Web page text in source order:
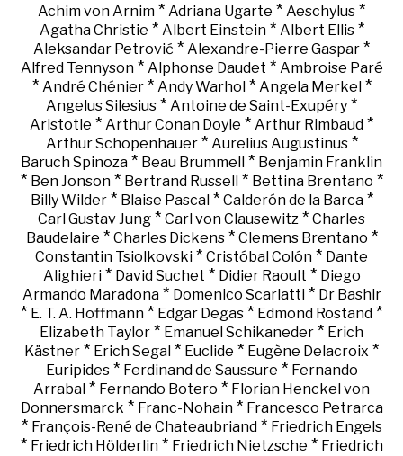
Achim von Arnim * Adriana Ugarte * Aeschylus *
Agatha Christie * Albert Einstein* Albert Ellis*
Aleksandar Petrović * Alexandre-Pierre Gaspar *
Alfred Tennyson* Alphonse Daudet * Ambroise Paré
* André Chénier* Andy Warhol * Angela Merkel *
Angelus Silesius * Antoine de Saint-Exupéry *
Aristotle * Arthur Conan Doyle * Arthur Rimbaud *
Arthur Schopenhauer* Aurelius Augustinus*
Baruch Spinoza * Beau Brummell * Benjamin Franklin
* Ben Jonson* Bertrand Russell * Bettina Brentano *
Billy Wilder* Blaise Pascal* Calderón de la Barca*
Carl Gustav Jung * Carl von Clausewitz * Charles
Baudelaire * Charles Dickens* Clemens Brentano *
Constantin Tsiolkovski * Cristóbal Colón * Dante
Alighieri* David Suchet * Didier Raoult * Diego
Armando Maradona* Domenico Scarlatti* Dr Bashir
* E. T. A. Hoffmann * Edgar Degas * Edmond Rostand *
Elizabeth Taylor * Emanuel Schikaneder * Erich
Kästner * Erich Segal * Euclide * Eugène Delacroix *
Euripides* Ferdinand de Saussure * Fernando
Arrabal * Fernando Botero * Florian Henckel von
Donnersmarck * Franc-Nohain* Francesco Petrarca
* François-René de Chateaubriand* Friedrich Engels
* Friedrich Hölderlin* Friedrich Nietzsche * Friedrich